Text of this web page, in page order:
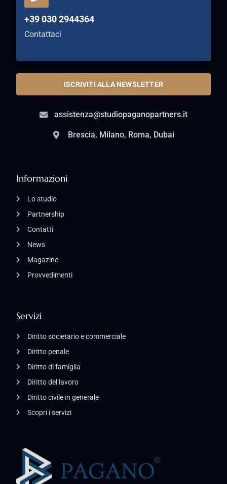
Servizi
Diritto societario e commerciale
Diritto penale
Diritto di famiglia
Diritto del lavoro
Diritto civile in generale
Scopri i servizi
Informazioni
Lo studio
Partnership
Contatti
News
Magazine
Provvedimenti
+39 030 2944364
Contattaci
ISCRIVITI ALLA NEWSLETTER
assistenza@studiopaganopartners.it
Brescia, Milano, Roma, Dubai